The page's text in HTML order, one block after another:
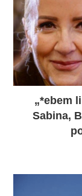
„*ebem
Sabina,